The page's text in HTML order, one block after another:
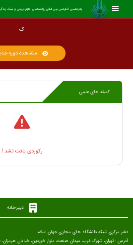
پانزدهمین کنفرانس بین المللی روانشناسی، علوم تربیتی و سبک
مشاهده دوره
کمیته های علمی
رکوردی یافت نشد !
دبیرخانه
دفتر مرکزی شبکه دانشگاه های مجازی جهان اسلام
آدرس : تهران، شهرک غرب، میدان صنعت، بلوار خوردین، خیابان هرمزان،